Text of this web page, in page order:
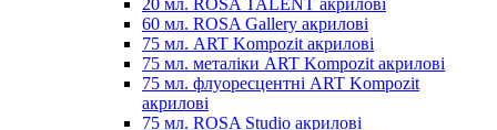
20 мл. ROSA TALENT акрилові
60 мл. ROSA Gallery акрилові
75 мл. ART Kompozit акрилові
75 мл. металіки ART Kompozit акрилові
75 мл. флуоресцентні ART Kompozit
акрилові
75 мл. ROSA Studio акрилові